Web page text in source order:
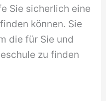
Sie sicherlich eine
können. Sie
die für Sie und
zu finden